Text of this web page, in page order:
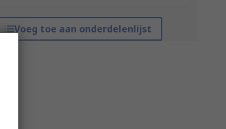
Voeg toe aan onderdelenlijst